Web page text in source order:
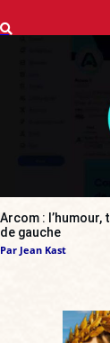
Arcom : l’humour,
de gauche
Par Jean Kast